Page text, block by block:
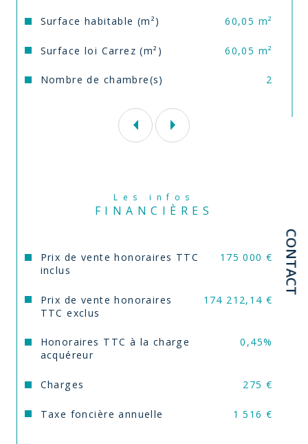
CONTACT
Surface habitable (m²) 60,05 m²
Surface loi Carrez (m²) 60,05 m²
Nombre de chambre(s) 2
Les infos
FINANCIÈRES
Prix de vente honoraires TTC
inclus
175 000 €
Prix de vente honoraires
TTC exclus
174 212,14 €
Honoraires TTC à la charge
acquéreur
0,45%
Charges 275 €
Taxe foncière annuelle 1 516 €